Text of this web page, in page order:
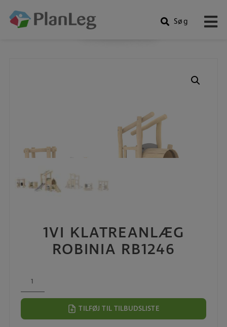
Søg
Produkter
1VI KLATREANLÆG
ROBINIA RB1246
ROBINIA
antal
TILFØJ TIL TILBUDSLISTE